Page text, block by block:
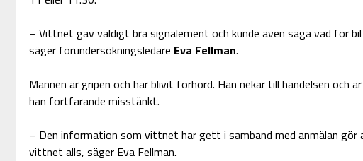
– Vittnet gav väldigt bra signalement och kunde även säga vad för
säger förundersökningsledare Eva Fellman.
Mannen är gripen och har blivit förhörd. Han nekar till händelsen och
han fortfarande misstänkt.
– Den information som vittnet har gett i samband med anmälan
vittnet alls, säger Eva Fellman.